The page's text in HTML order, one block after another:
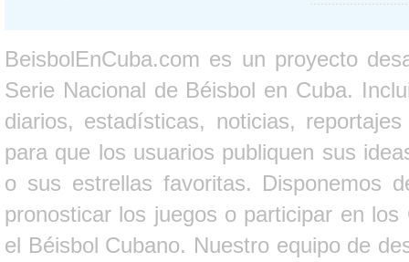
BeisbolEnCuba.com es un proyecto
Serie Nacional de Béisbol en Cuba.
diarios, estadísticas, noticias,
para que los usuarios publiquen sus
o sus estrellas favoritas. Disponemos
pronosticar los juegos o participar en
el Béisbol Cubano. Nuestro equipo de